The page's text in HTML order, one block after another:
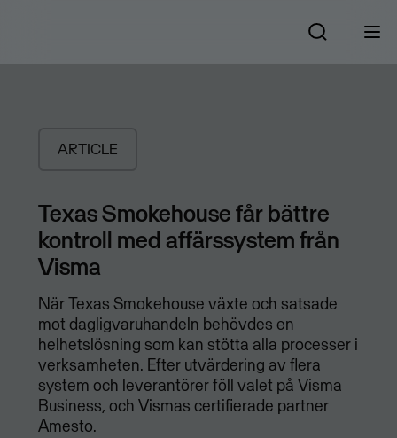
ARTICLE
Texas Smokehouse får bättre
kontroll med affärssystem från
Visma
När Texas Smokehouse växte och satsade
mot dagligvaruhandeln behövdes en
helhetslösning som kan stötta alla processer i
verksamheten. Efter utvärdering av flera
system och leverantörer föll valet på Visma
Business, och Vismas certifierade partner
Amesto.